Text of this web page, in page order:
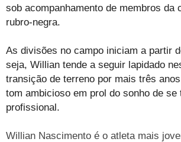
sob acompanhamento de membros da
rubro-negra.
As divisões no campo iniciam a partir
seja, Willian tende a seguir lapidado
transição de terreno por mais três
tom ambicioso em prol do sonho de se
profissional.
Willian Nascimento é o atleta mais